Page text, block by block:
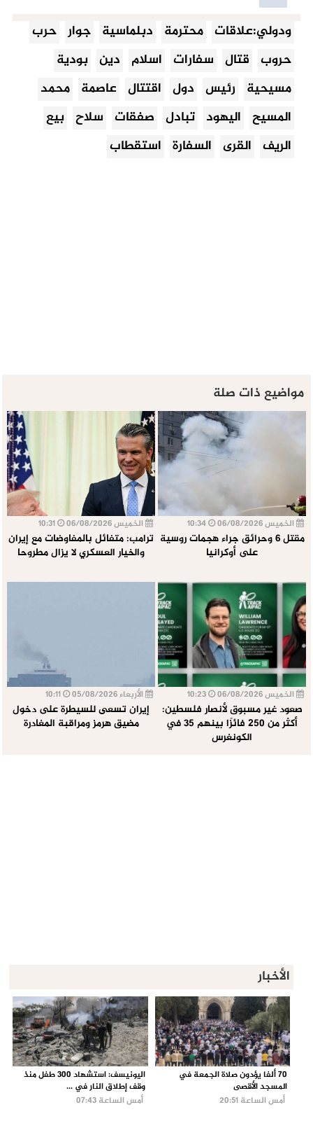
ودولي:علاقات محترمة دبلماسية جوار حرب
حروب قتال سفارات اسلام دين بودية
مسيحية رئيس دول اقتتال عاصمة محمد
المسيح اليهود تبادل صفقات سلاح بيع
الريف القرى السفارة استقطاب
مواضيع ذات صلة
الخميس 06/08/2026
مقتل 6 وحرائق جراء هجمات روسية
على أوكرانيا
الخميس 06/08/2026
ترامب: متفائل بالمفاوضات مع إيران
والخيار العسكري لا يزال مطروحا
الخميس 06/08/2026
صعود غير مسبوق لأنصار فلسطين:
أكثر من 250 فائزًا بينهم 35 في
الكونغرس
الأربعاء 05/08/2026
إيران تسعى للسيطرة على دخول
مضيق هرمز ومراقبة المغادرة
الأخبار
70 ألفا يؤدون صلاة الجمعة في
المسجد الأقصى
أمس الساعة 20:51
اليونيسف: استشهاد 300 طفل منذ
وقف إطلاق النار في ...
أمس الساعة 07:43